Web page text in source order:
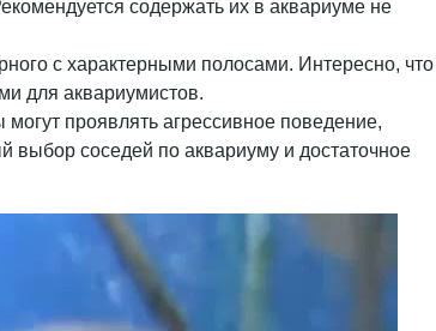
содержать их в аквариуме не
с характерными полосами. Интересно, что
для аквариумистов.
проявлять агрессивное поведение,
выбор соседей по аквариуму и достаточное